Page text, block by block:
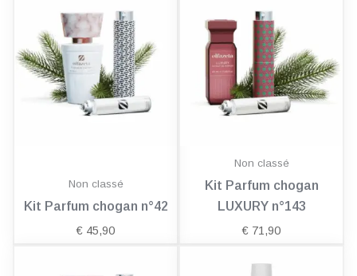
Non classé
Kit Parfum chogan n°42
€ 45,90
Non classé
Kit Parfum chogan
LUXURY n°143
€ 71,90